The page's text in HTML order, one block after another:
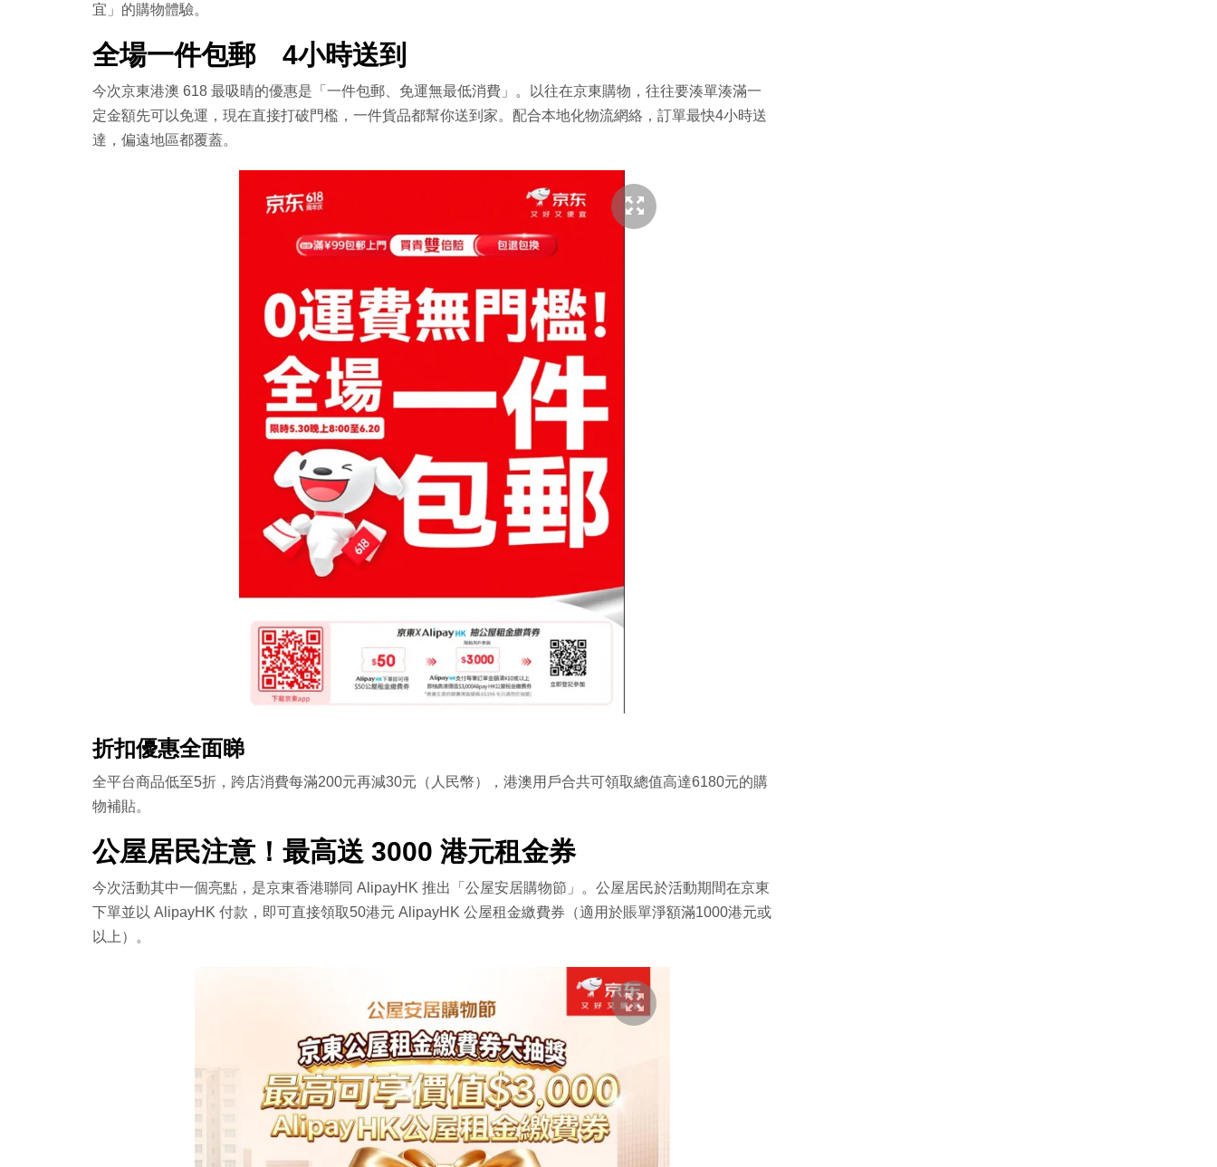
宜」的購物體驗。
全場一件包郵 4小時送到
今次京東港澳 618 最吸睛的優惠是「一件包郵、免運無最低消費」。以往在京東購物， 往往要湊單湊滿一
定金額先可以免運，現在直接打破門檻， 一件貨品都幫你送到家。配合本地化物流網絡， 訂單最快4小時送
達，偏遠地區都覆蓋。
折扣優惠全面睇
全平台商品低至5折，跨店消費每滿200元再減30元（人民幣）
，港澳用戶合共可領取總值高達6180元的購
物補貼。
公屋居民注意！最高送 3000 港元租金券
今次活動其中一個亮點，是京東香港聯同 AlipayHK 推出「公屋安居購物節」。公屋居民於活動期間在京東
下單並以 AlipayHK 付款，即可直接領取50港元 AlipayHK 公屋租金繳費券（適用於賬單淨額滿1000港元或
以上）。